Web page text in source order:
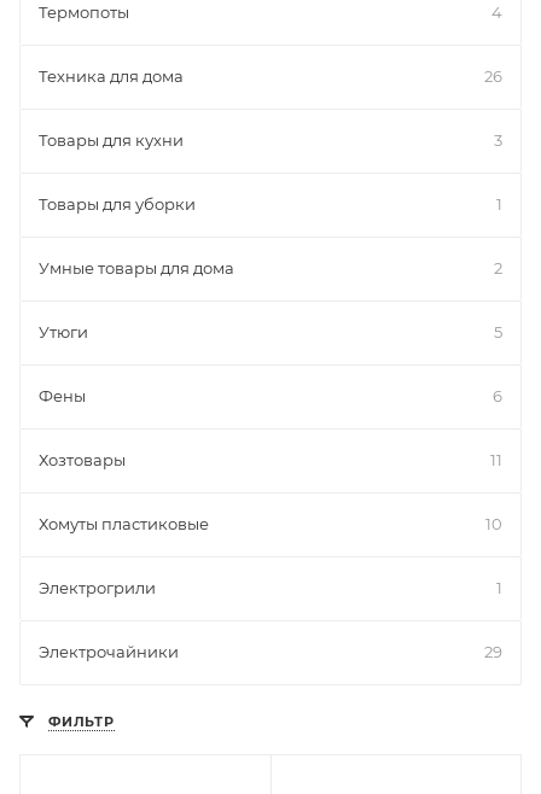
Термопоты 4
Техника для дома 26
Товары для кухни 3
Товары для уборки 1
Умные товары для дома 2
Утюги 5
Фены 6
Хозтовары 11
Хомуты пластиковые 10
Электрогрили 1
Электрочайники 29
ФИЛЬТР